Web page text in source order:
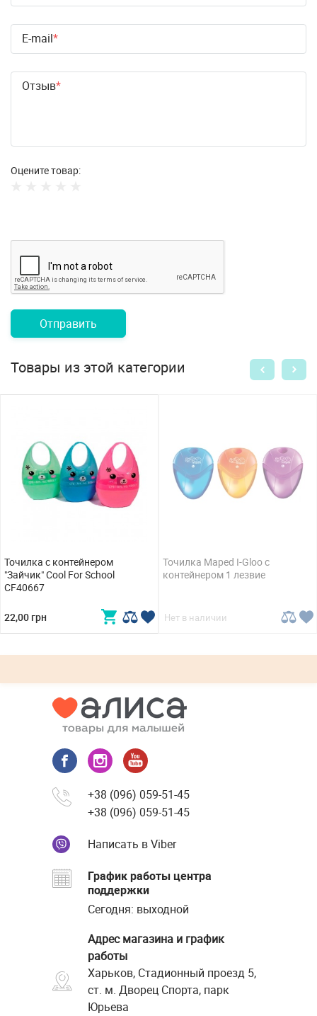
E-mail
Отзыв
Оцените товар:
Отправить
Товары из этой категории
Точилка с контейнером
"Зайчик" Cool For School
CF40667
22,00 грн
Точилка Maped I-Gloo с
контейнером 1 лезвие
Нет в наличии
+38 (096) 059-51-45
+38 (096) 059-51-45
Написать в Viber
График работы центра
поддержки
Сегодня: выходной
Адрес магазина и график
работы
Харьков, Стадионный проезд 5,
ст. м. Дворец Спорта, парк
Юрьева